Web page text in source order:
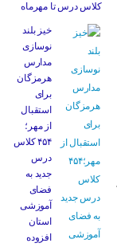
کلاس درس تا مهرماه
خیز بلند
نوسازی
مدارس
هرمزگان
برای
استقبال
از مهر؛
۴۵۴ کلاس
درس
جدید به
فضای
آموزشی
استان
افزوده